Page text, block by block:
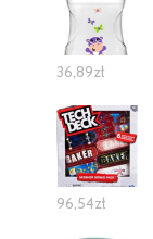
36,89zł
96,54zł